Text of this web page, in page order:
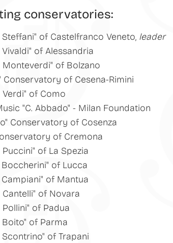
conservatories:
of Castelfranco Veneto, leader
of Alessandria
Monteverdi" of Bolzano
Conservatory of Cesena-Rimini
of Como
"C. Abbado" - Milan Foundation
Conservatory of Cosenza
of Cremona
of La Spezia
of Lucca
of Mantua
of Novara
of Padua
of Parma
of Trapani